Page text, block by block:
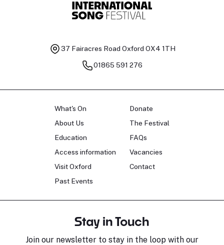
37 Fairacres Road Oxford OX4 1TH
01865 591 276
What's On
About Us
Education
Access information
Visit Oxford
Past Events
Donate
The Festival
FAQs
Vacancies
Contact
Stay in Touch
Join our newsletter to stay in the loop with our